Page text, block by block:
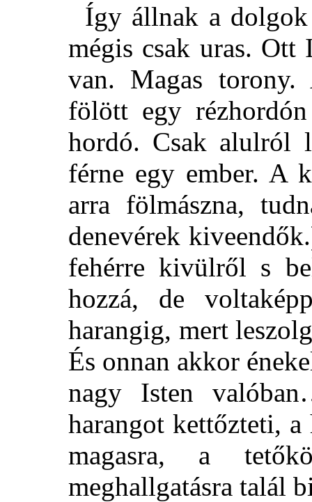
Így állnak a
mégis csak uras. Ott
van. Magas
fölött egy
hordó. Csak alulról
férne egy ember. A
arra fölmászna,
denevérek
fehérre kivülről s
hozzá, de
harangig, mert
És onnan akkor
nagy Isten
harangot kettőzteti,
magasra, a
meghallgatásra talál